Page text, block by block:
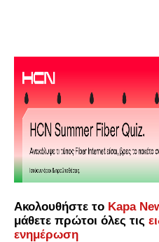
Ακολουθήστε το Kapa
μάθετε πρώτοι όλες τις
ενημέρωση